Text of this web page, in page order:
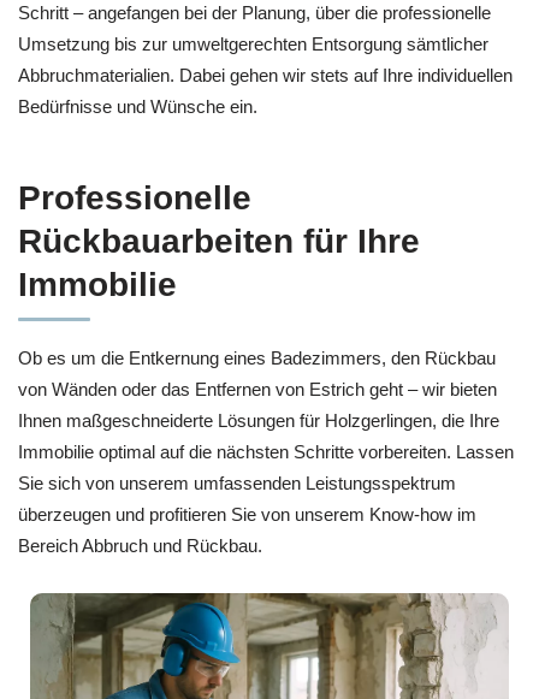
Schritt – angefangen bei der Planung, über die professionelle
Umsetzung bis zur umweltgerechten Entsorgung sämtlicher
Abbruchmaterialien. Dabei gehen wir stets auf Ihre individuellen
Bedürfnisse und Wünsche ein.
Professionelle
Rückbauarbeiten für Ihre
Immobilie
Ob es um die Entkernung eines Badezimmers, den Rückbau
von Wänden oder das Entfernen von Estrich geht – wir bieten
Ihnen maßgeschneiderte Lösungen für Holzgerlingen, die Ihre
Immobilie optimal auf die nächsten Schritte vorbereiten. Lassen
Sie sich von unserem umfassenden Leistungsspektrum
überzeugen und profitieren Sie von unserem Know-how im
Bereich Abbruch und Rückbau.